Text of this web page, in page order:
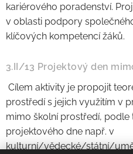
kariérového poradenství.
v oblasti podpory
klíčových kompetencí žáků.
3.II/13 Projektový den
Cílem aktivity je propojit
prostředí s jejich využitím v
mimo školní prostředí, podle
projektového dne např. v
kulturní/vědecké/státní/